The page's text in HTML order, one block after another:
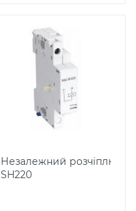
Незалежний розчіплювач
SH220